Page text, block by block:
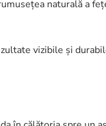
naturală a
vizibile și